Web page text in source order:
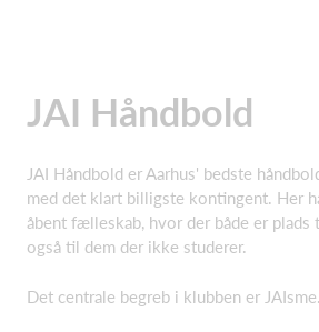
JAI Håndbold
JAI Håndbold er Aarhus' bedste
med det klart billigste kontingent. Her
åbent fælleskab, hvor der både er plads
også til dem der ikke studerer.
Det centrale begreb i klubben er JAIsme.